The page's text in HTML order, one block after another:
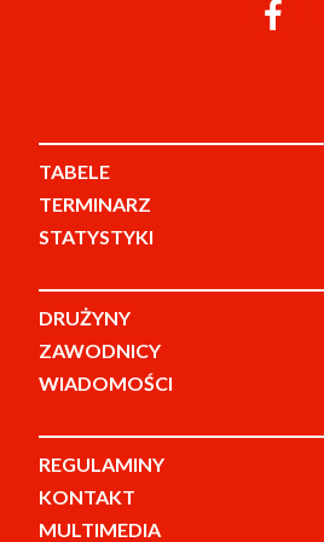
TABELE
TERMINARZ
STATYSTYKI
DRUŻYNY
ZAWODNICY
WIADOMOŚCI
REGULAMINY
KONTAKT
MULTIMEDIA